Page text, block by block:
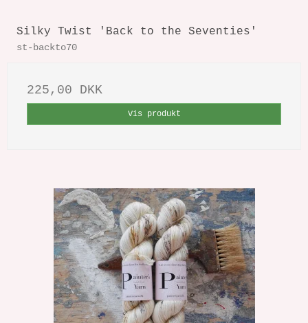
Silky Twist 'Back to the Seventies'
st-backto70
225,00 DKK
Vis produkt